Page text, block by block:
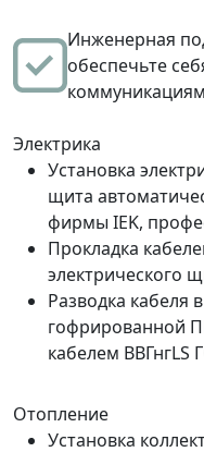
Инженерная
обеспечьте
Электрика
Установка
щита
фирмы IEK,
Прокладка
электрического
Разводка кабеля
гофрированной
кабелем ВВГнгLS
Отопление
Установка